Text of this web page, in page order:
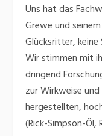
Uns hat das
Grewe und
Glücksritter, keine
Wir stimmen mit
dringend
zur Wirkweise
hergestellten,
(Rick-Simpson-Öl,